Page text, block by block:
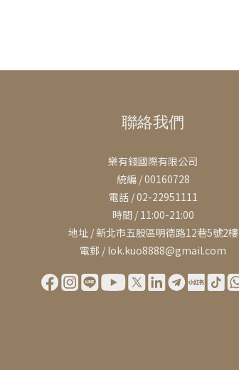
聯絡我們
樂有錢國際有限公司
統編 / 00160728
電話 / 02-22951111
時間 / 11:00-21:00
地址 / 新北市五股區明德路12巷5號2樓
電郵 / lok.kuo8888@gmail.com